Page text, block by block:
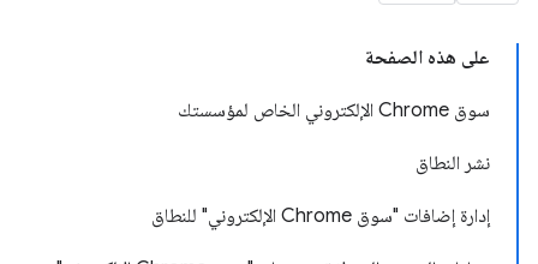
على هذه الصفحة
سوق Chrome الإلكتروني الخاص لمؤسستك
نشر النطاق
إدارة إضافات "سوق Chrome الإلكتروني" للنطاق